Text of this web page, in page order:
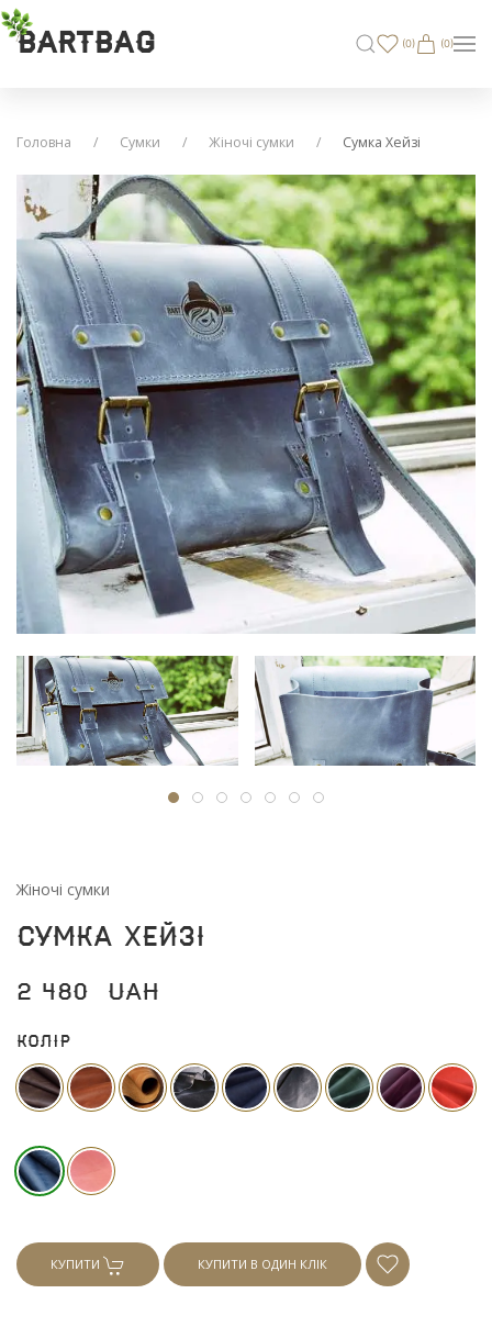
BARTBAG (0) (0)
Головна Сумки Жіночі сумки Сумка Хейзі
Жіночі сумки
Сумка Хейзі
2 480 UAH
Колір
КУПИТИ КУПИТИ В ОДИН КЛІК